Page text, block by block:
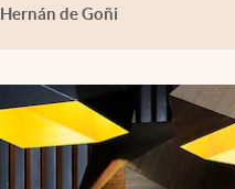
Hernán de Goñi